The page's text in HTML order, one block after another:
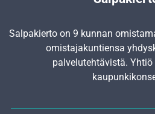
Salpakierto on 9 kunnan
omistajakuntiensa
palvelutehtävistä.